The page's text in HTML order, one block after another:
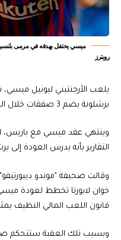
ميسي يحتفل بهدفه في مرمى بلنسية
رويترز
يلعب الأرجنتيني ليونيل
برشلونة بضم 3 صفقات خلال الميركاتو الصيفي المقبل.
وينتهي عقد ميسي مع باريس،
التقارير بأنه يدرس العودة إلى
وقالت صحيفة "موندو ديبورتيفو"
خوان لابورتا تخطط لعودة
قانون اللعب المالي النظيف